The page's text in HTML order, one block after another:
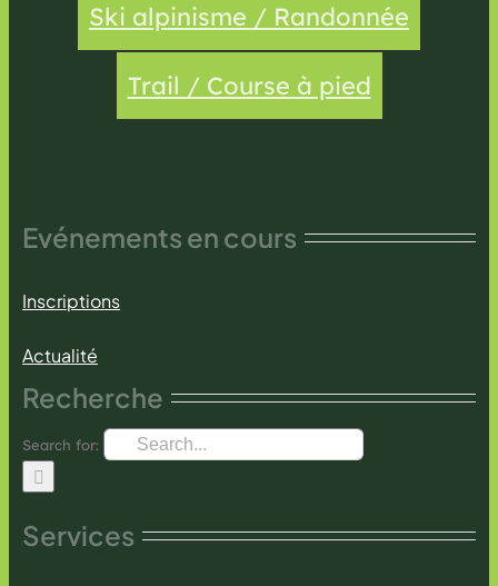
Ski alpinisme / Randonnée
Trail / Course à pied
Evénements en cours
Inscriptions
Actualité
Recherche
Search for:
Services